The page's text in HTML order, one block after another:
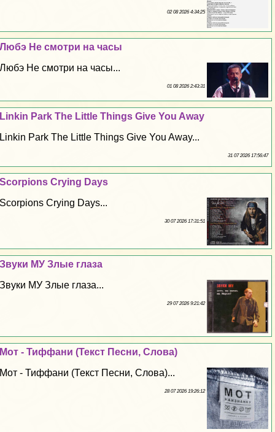
02 08 2026 4:34:25
Любэ Не смотри на часы
Любэ Не смотри на часы...
01 08 2026 2:43:31
Linkin Park The Little Things Give You Away
Linkin Park The Little Things Give You Away...
31 07 2026 17:56:47
Scorpions Crying Days
Scorpions Crying Days...
30 07 2026 17:31:51
Звуки МУ Злые глаза
Звуки МУ Злые глаза...
29 07 2026 9:21:42
Мот - Тиффани (Текст Песни, Слова)
Мот - Тиффани (Текст Песни, Слова)...
28 07 2026 19:26:12